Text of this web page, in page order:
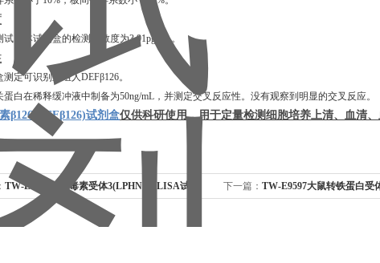
试，本试剂盒的检测灵敏度为3.91pg/mL。
测定可识别重组人DEFβ126。
蛋白在稀释缓冲液中制备为50ng/mL，并测定交叉反应性。没有观察到明显的交叉反应。
β126(DEFβ126)试剂盒仅供科研使用，用于定量检测细胞培养上清、血清
TW-E1258人蛛毒素受体3(LPHN3)ELISA试剂 下一篇： TW-E9597大鼠转铁蛋白受